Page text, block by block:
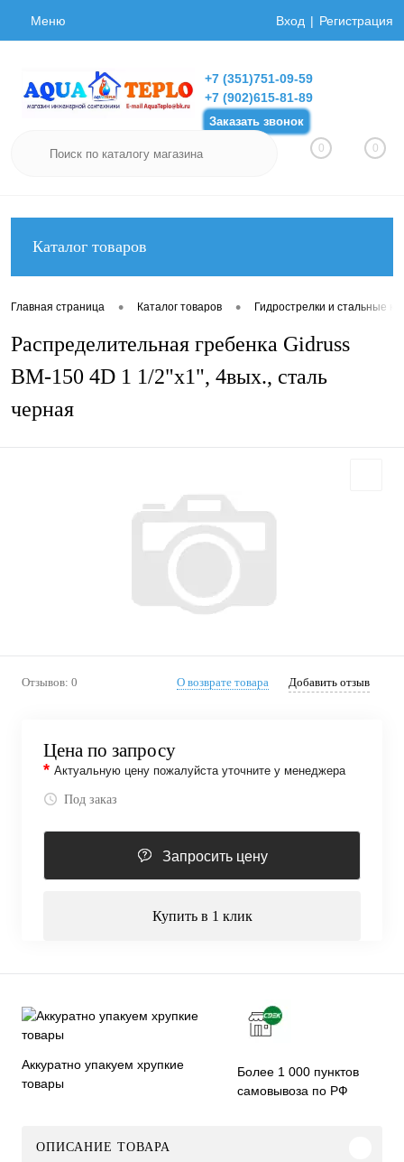
Меню Вход Регистрация
+7 (351)751-09-59
+7 (902)615-81-89
Заказать звонок
0 0
Каталог товаров
Главная страница • Каталог товаров • Гидрострелки и стальные
Распределительная гребенка Gidruss
BM-150 4D 1 1/2"х1", 4вых., сталь
черная
Отзывов: 0 О возврате товара Добавить отзыв
Цена по запросу
* Актуальную цену пожалуйста уточните у менеджера
Под заказ
Запросить цену
Купить в 1 клик
Аккуратно упакуем хрупкие
товары
Более 1 000 пунктов
самовывоза по РФ
ОПИСАНИЕ ТОВАРА